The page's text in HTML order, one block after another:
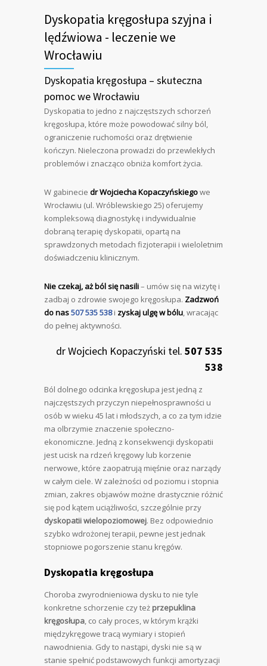
Dyskopatia kręgosłupa szyjna i
lędźwiowa - leczenie we
Wrocławiu
Dyskopatia kręgosłupa – skuteczna
pomoc we Wrocławiu
Dyskopatia to jedno z najczęstszych schorzeń
kręgosłupa, które może powodować silny ból,
ograniczenie ruchomości oraz drętwienie
kończyn. Nieleczona prowadzi do przewlekłych
problemów i znacząco obniża komfort życia.
W gabinecie dr Wojciecha Kopaczyńskiegowe
Wrocławiu (ul. Wróblewskiego 25) oferujemy
kompleksową diagnostykę i indywidualnie
dobraną terapię dyskopatii, opartą na
sprawdzonych metodach fizjoterapii i wieloletnim
doświadczeniu klinicznym.
Nie czekaj, aż ból się nasili– umów się na wizytę i
zadbaj o zdrowie swojego kręgosłupa. Zadzwoń
do nas507 535 538i zyskaj ulgę w bólu, wracając
do pełnej aktywności.
dr Wojciech Kopaczyński tel. 507 535
538
Ból dolnego odcinka kręgosłupa jest jedną z
najczęstszych przyczyn niepełnosprawności u
osób w wieku 45 lat i młodszych, a co za tym idzie
ma olbrzymie znaczenie społeczno-
ekonomiczne. Jedną z konsekwencji dyskopatii
jest ucisk na rdzeń kręgowy lub korzenie
nerwowe, które zaopatrują mięśnie oraz narządy
w całym ciele. W zależności od poziomu i stopnia
zmian, zakres objawów możne drastycznie różnić
się pod kątem uciążliwości, szczególnie przy
dyskopatii wielopoziomowej. Bez odpowiednio
szybko wdrożonej terapii, pewne jest jednak
stopniowe pogorszenie stanu kręgów.
Dyskopatia kręgosłupa
Choroba zwyrodnieniowa dysku to nie tyle
konkretne schorzenie czy też przepuklina
kręgosłupa, co cały proces, w którym krążki
międzykręgowe tracą wymiary i stopień
nawodnienia. Gdy to nastąpi, dyski nie są w
stanie spełnić podstawowych funkcji amortyzacji